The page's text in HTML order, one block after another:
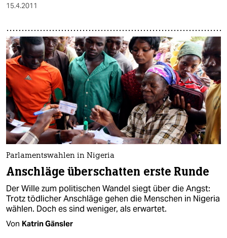
15.4.2011
Parlamentswahlen in Nigeria
Anschläge überschatten erste Runde
Der Wille zum politischen Wandel siegt über die Angst:
Trotz tödlicher Anschläge gehen die Menschen in Nigeria
wählen. Doch es sind weniger, als erwartet.
Von Katrin Gänsler